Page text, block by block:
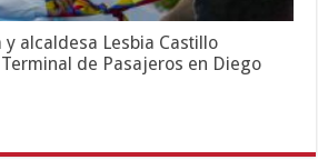
y alcaldesa Lesbia Castillo
de Pasajeros en Diego